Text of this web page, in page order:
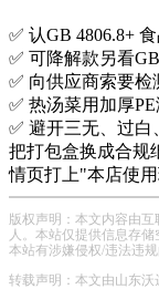
✅ 认GB 4806.8+
✅ 可降解款另看
✅ 向供应商索要
✅ 热汤菜用加厚
✅ 避开三无、过白
把打包盒换成合规
情页打上"本店使
版权声明：本文内容由
人。本站仅提供信息存
本站有涉嫌侵权/违法违规
转载声明：本文由山东沃